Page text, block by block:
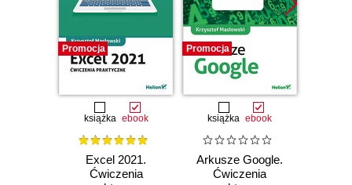
Promocja
książka ebook
Excel 2021.
Ćwiczenia
Promocja
książka ebook
Arkusze Google.
Ćwiczenia